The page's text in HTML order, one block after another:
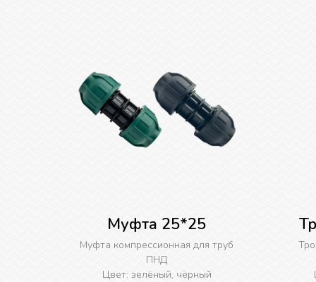
Муфта 25*25
Муфта компрессионная для труб
ПНД
Цвет: зелёный, чёрный